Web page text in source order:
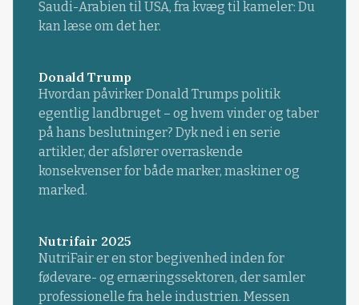
Saudi-Arabien til USA, fra kvæg til kameler: Du
kan læse om det her.
Donald Trump
Hvordan påvirker Donald Trumps politik
egentlig landbruget – og hvem vinder og taber
på hans beslutninger? Dyk ned i en serie
artikler, der afslører overraskende
konsekvenser for både marker, maskiner og
marked.
Nutrifair 2025
NutriFair er en stor begivenhed inden for
fødevare- og ernæringssektoren, der samler
professionelle fra hele industrien. Messen